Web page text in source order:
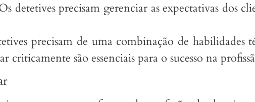
detetives precisam gerenciar as expectativas dos
precisam de uma combinação de habilidades
criticamente são essenciais para o sucesso na